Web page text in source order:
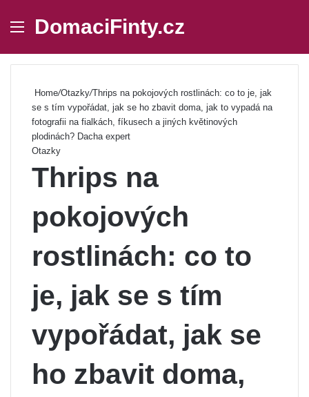
Menu
DomaciFinty.cz
Home/Otazky/Thrips na pokojových rostlinách: co to je, jak
se s tím vypořádat, jak se ho zbavit doma, jak to vypadá na
fotografii na fialkách, fíkusech a jiných květinových
plodinách? Dacha expert
Otazky
Thrips na
pokojových
rostlinách: co to
je, jak se s tím
vypořádat, jak se
ho zbavit doma,